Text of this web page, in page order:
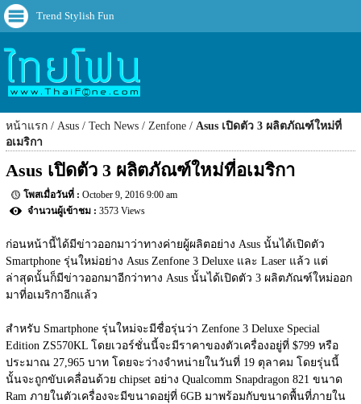
Trend Stylish Fun
หน้าแรก Asus Tech News Zenfone
Asus เปิดตัว 3 ผลิตภัณฑ์ใหม่ที่
อเมริกา
Asus เปิดตัว 3 ผลิตภัณฑ์ใหม่ที่อเมริกา
October 9, 2016 9:00 am
3573 Views
ก่อนหน้านี้ได้มีข่าวออกมาว่าทางค่ายผู้ผลิตอย่าง Asus นั้นได้เปิดตัว
Smartphone รุ่นใหม่อย่าง Asus Zenfone 3 Deluxe และ Laser แล้ว แต่
ล่าสุดนั้นก็มีข่าวออกมาอีกว่าทาง Asus นั้นได้เปิดตัว 3 ผลิตภัณฑ์ใหม่ออก
มาที่อเมริกาอีกแล้ว
สำหรับ Smartphone รุ่นใหม่จะมีชื่อรุ่นว่า Zenfone 3 Deluxe Special
Edition ZS570KL โดยเวอร์ชั่นนี้จะมีราคาของตัวเครื่องอยู่ที่ $799 หรือ
ประมาณ 27,965 บาท โดยจะว่างจำหน่ายในวันที่ 19 ตุลาคม โดยรุ่นนี้
นั้นจะถูกขับเคลื่อนด้วย chipset อย่าง Qualcomm Snapdragon 821 ขนาด
Ram ภายในตัวเครื่องจะมีขนาดอยุ่ที่ 6GB มาพร้อมกับขนาดพื้นที่ภายใน